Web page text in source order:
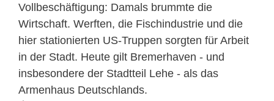
Vollbeschäftigung: Damals brummte die
Wirtschaft. Werften, die Fischindustrie und die
hier stationierten US-Truppen sorgten für Arbeit
in der Stadt. Heute gilt Bremerhaven - und
insbesondere der Stadtteil Lehe - als das
Armenhaus Deutschlands.